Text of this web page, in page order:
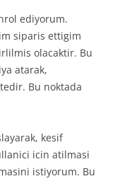
ediyorum.
siparis ettigim
olacaktir. Bu
atarak,
Bu noktada
kesif
icin atilmasi
istiyorum. Bu